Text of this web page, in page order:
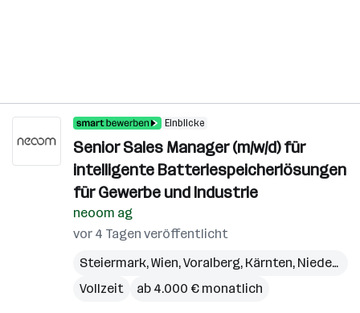
Einblicke
Senior Sales Manager (m/w/d) für
intelligente Batteriespeicherlösungen
für Gewerbe und Industrie
neoom ag
vor 4 Tagen veröffentlicht
Steiermark,Wien,Voralberg, Kärnten, Niederösterreich
Vollzeit
ab 4.000 € monatlich